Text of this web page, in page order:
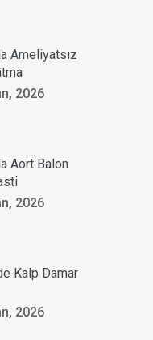
Ameliyatsız
2026
Aort Balon
2026
Kalp Damar
2026